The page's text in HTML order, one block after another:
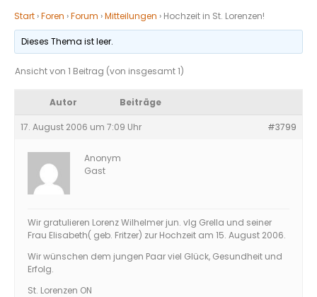
Start ›Foren ›Forum ›Mitteilungen › Hochzeit in St. Lorenzen!
Dieses Thema ist leer.
Ansicht von 1 Beitrag (von insgesamt 1)
Autor Beiträge
17. August 2006 um 7:09 Uhr #3799
Anonym
Gast
Wir gratulieren Lorenz Wilhelmer jun. vlg Grella und seiner
Frau Elisabeth( geb. Fritzer) zur Hochzeit am 15. August 2006.
Wir wünschen dem jungen Paar viel Glück, Gesundheit und
Erfolg.
St. Lorenzen ON